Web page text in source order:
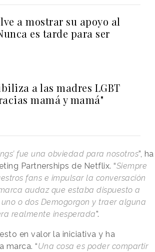
a mostrar su apoyo al
es tarde para ser
a las madres LGBT
mamá y mamá"
fue una obviedad para nosotros”, ha
Partnerships de Netflix. “Siempre
fans e impulsar la conversación
audaz que estaba dispuesto a
o dos Demogorgon y traer alguna
realmente inesperada”.
en valor la iniciativa y ha
marca. “Una cosa es poder compartir